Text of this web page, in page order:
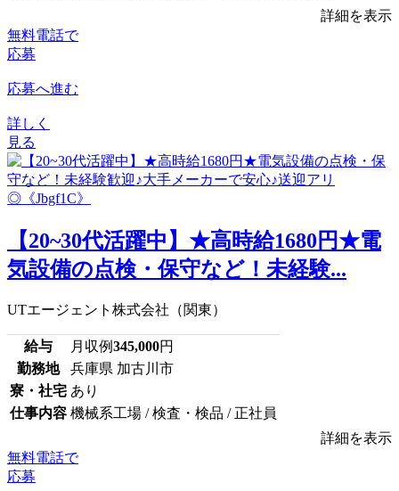
詳細を表示
無料電話で
応募
応募へ進む
詳しく
見る
【20~30代活躍中】★高時給1680円★電
気設備の点検・保守など！未経験...
UTエージェント株式会社（関東）
給与 月収例345,000円
勤務地
兵庫県 加古川市
寮・社宅 あり
仕事内容 機械系工場 / 検査・検品 / 正社員
詳細を表示
無料電話で
応募